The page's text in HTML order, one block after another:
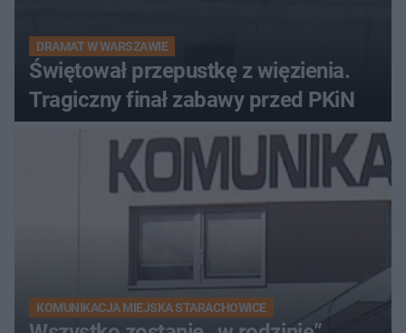
DRAMAT W WARSZAWIE
Świętował przepustkę z więzienia.
Tragiczny finał zabawy przed PKiN
KOMUNIKACJA MIEJSKA STARACHOWICE